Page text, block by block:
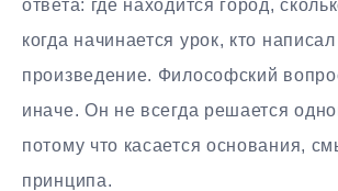
ответа: где находится город,
когда начинается урок, кто написал
произведение. Философский
иначе. Он не всегда решается
потому что касается основания,
принципа.